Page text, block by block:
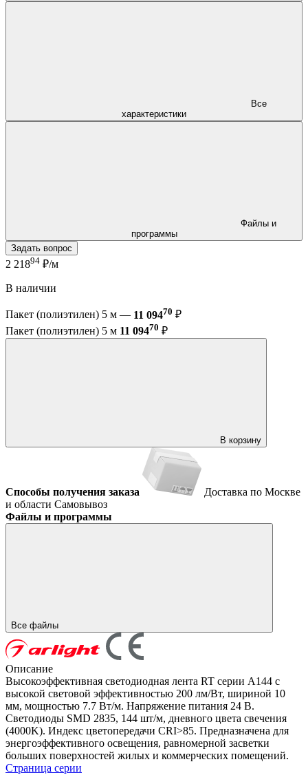
характеристики
программы
Задать вопрос
2 21894 ₽/м
В наличии
Пакет (полиэтилен) 5 м — 11 09470 ₽
Пакет (полиэтилен) 5 м 11 09470 ₽
В корзину
Способы получения заказа
Доставка по Москве
и области Самовывоз
Файлы и программы
Все файлы
Описание
Высокоэффективная светодиодная лента RT серии A144 с
высокой световой эффективностью 200 лм/Вт, шириной 10
мм, мощностью 7.7 Вт/м. Напряжение питания 24 В.
Светодиоды SMD 2835, 144 шт/м, дневного цвета свечения
(4000K). Индекс цветопередачи CRI>85. Предназначена для
энергоэффективного освещения, равномерной засветки
больших поверхностей жилых и коммерческих помещений.
Страница серии